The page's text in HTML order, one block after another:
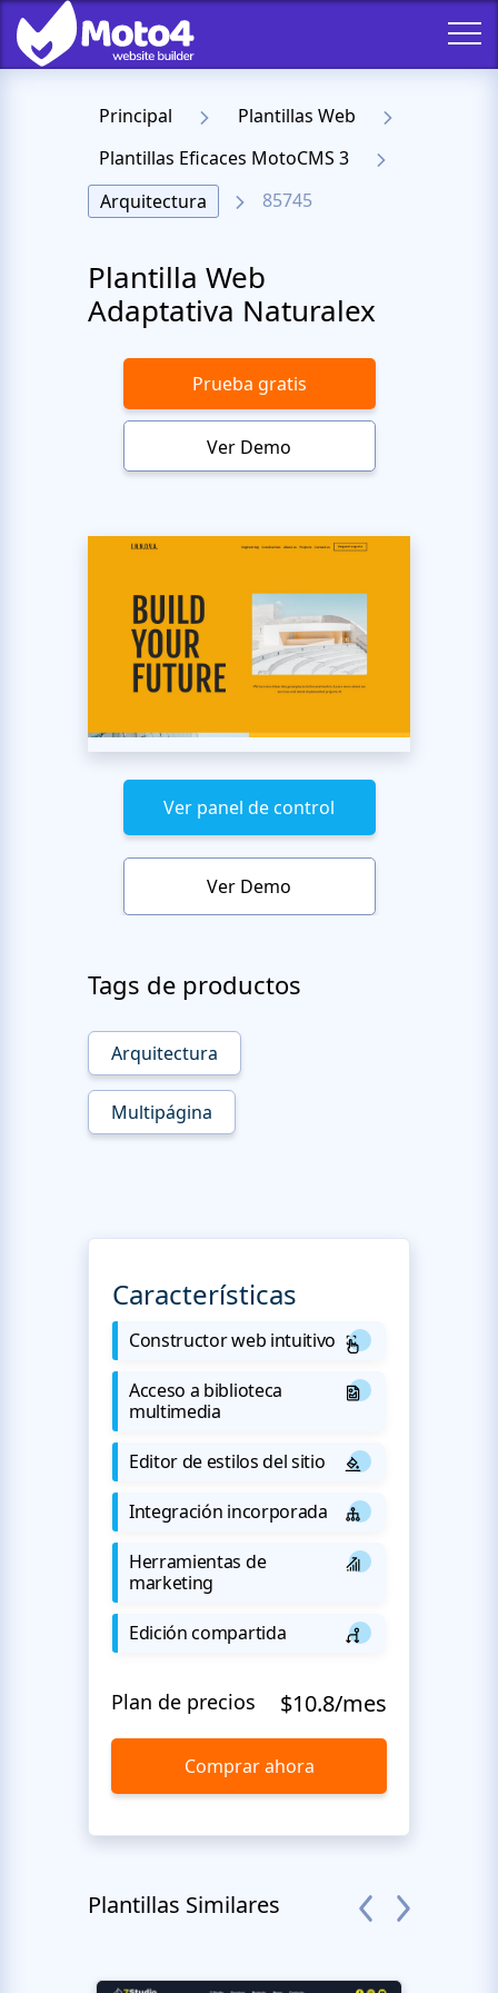
Principal
Plantillas Web
Plantillas Eficaces MotoCMS 3
Arquitectura
85745
Plantilla Web
Adaptativa Naturalex
Prueba gratis
Ver Demo
Ver panel de control
Ver Demo
Tags de productos
Arquitectura
Multipágina
Características
Constructor web intuitivo
Acceso a biblioteca
multimedia
Editor de estilos del sitio
Integración incorporada
Herramientas de
marketing
Edición compartida
Plan de precios $10.8/mes
Comprar ahora
Plantillas Similares